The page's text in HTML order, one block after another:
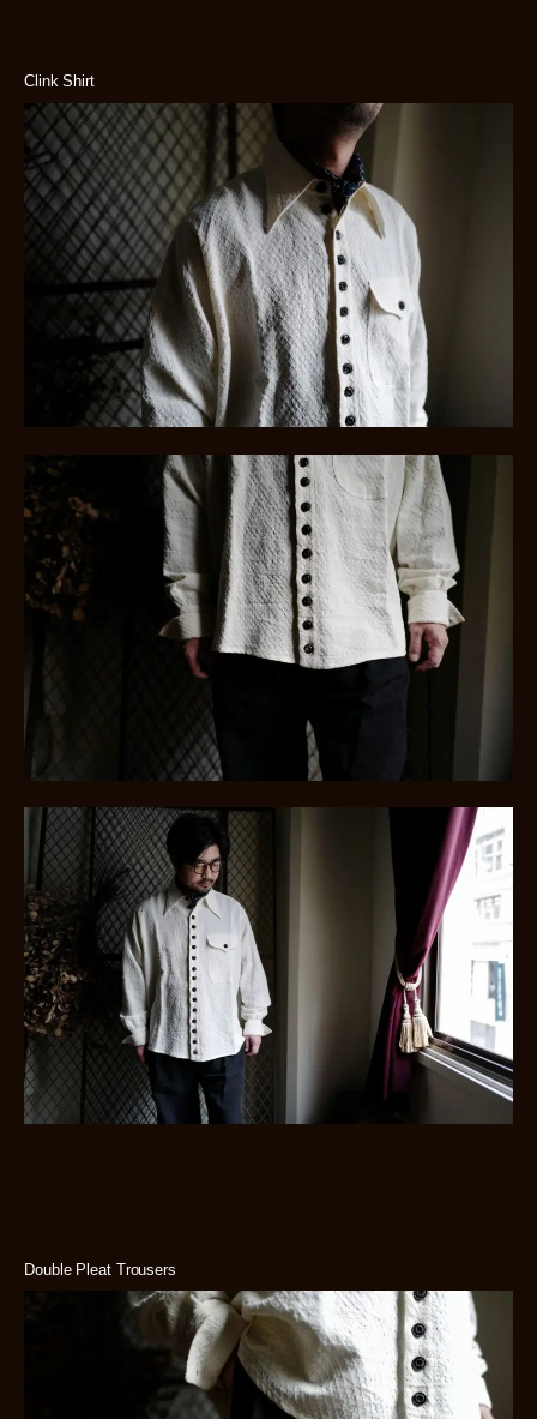
Clink Shirt
Double Pleat Trousers